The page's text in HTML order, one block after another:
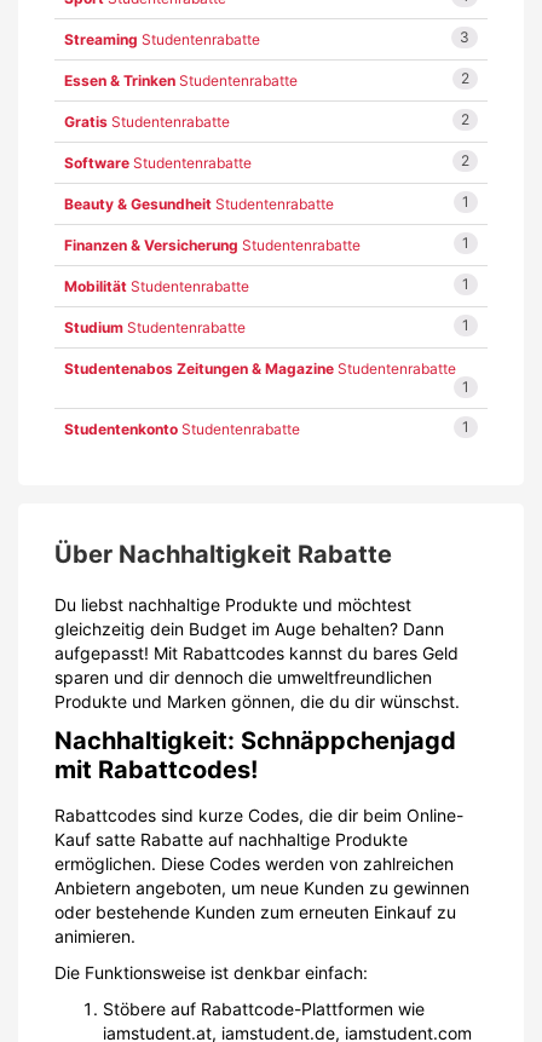
Streaming Studentenrabatte 3
Essen & Trinken Studentenrabatte 2
Gratis Studentenrabatte 2
Software Studentenrabatte 2
Beauty & Gesundheit Studentenrabatte 1
Finanzen & Versicherung Studentenrabatte 1
Mobilität Studentenrabatte 1
Studium Studentenrabatte 1
Studentenabos Zeitungen & Magazine Studentenrabatte
1
Studentenkonto Studentenrabatte 1
Über Nachhaltigkeit Rabatte
Du liebst nachhaltige Produkte und möchtest
gleichzeitig dein Budget im Auge behalten? Dann
aufgepasst! Mit Rabattcodes kannst du bares Geld
sparen und dir dennoch die umweltfreundlichen
Produkte und Marken gönnen, die du dir wünschst.
Nachhaltigkeit: Schnäppchenjagd
mit Rabattcodes!
Rabattcodes sind kurze Codes, die dir beim Online-
Kauf satte Rabatte auf nachhaltige Produkte
ermöglichen. Diese Codes werden von zahlreichen
Anbietern angeboten, um neue Kunden zu gewinnen
oder bestehende Kunden zum erneuten Einkauf zu
animieren.
Die Funktionsweise ist denkbar einfach:
Stöbere auf Rabattcode-Plattformen wie
iamstudent.at, iamstudent.de, iamstudent.com